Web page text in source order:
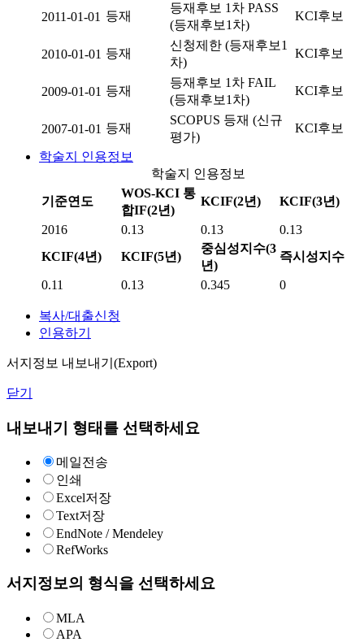
2011-01-01 등재
등재후보 1차 PASS
(등재후보1차)
KCI후보
2010-01-01 등재
신청제한 (등재후보1
차)
KCI후보
2009-01-01 등재
등재후보 1차 FAIL
(등재후보1차)
KCI후보
2007-01-01 등재
SCOPUS 등재 (신규
평가)
KCI후보
학술지 인용정보
학술지 인용정보
기준연도
WOS-KCI 통
합IF(2년)
KCIF(2년) KCIF(3년)
2016 0.13 0.13
0.13
KCIF(4년)
KCIF(5년)
중심성지수(3
년)
즉시성지수
0.11 0.13 0.345 0
복사/대출신청
인용하기
서지정보 내보내기(Export)
닫기
내보내기 형태를 선택하세요
메일전송
인쇄
Excel저장
Text저장
EndNote / Mendeley
RefWorks
서지정보의 형식을 선택하세요
MLA
APA